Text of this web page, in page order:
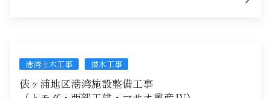
港湾土木工事 潜水工事
俵ヶ浦地区港湾施設整備工事